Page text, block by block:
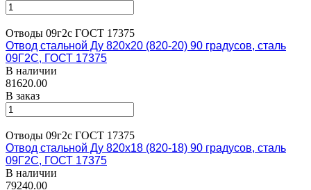
Отводы 09г2с ГОСТ 17375
Отвод стальной Ду 820х20 (820-20) 90 градусов, сталь
09Г2С, ГОСТ 17375
В наличии
81620.00
В заказ
Отводы 09г2с ГОСТ 17375
Отвод стальной Ду 820х18 (820-18) 90 градусов, сталь
09Г2С, ГОСТ 17375
В наличии
79240.00